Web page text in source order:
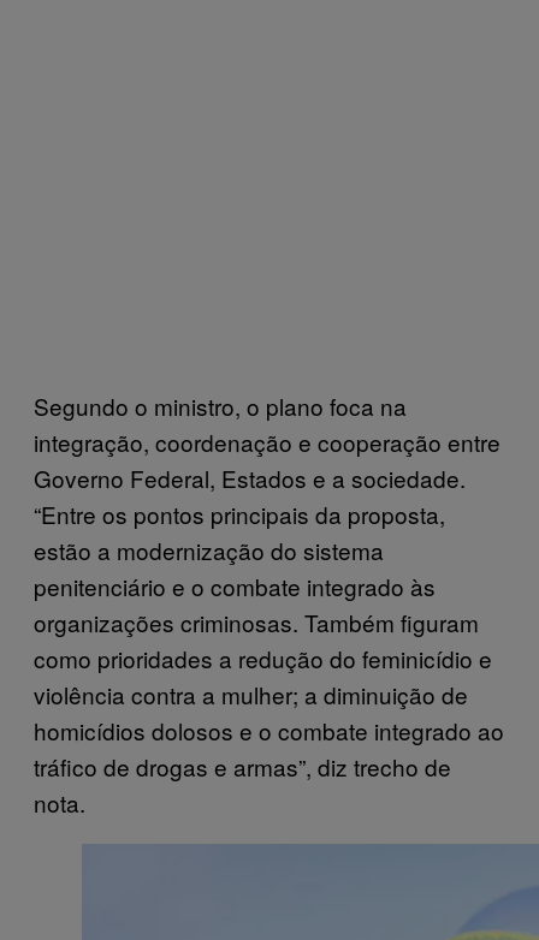
Segundo o ministro, o plano foca na
integração, coordenação e cooperação entre
Governo Federal, Estados e a sociedade.
“Entre os pontos principais da proposta,
estão a modernização do sistema
penitenciário e o combate integrado às
organizações criminosas. Também figuram
como prioridades a redução do feminicídio e
violência contra a mulher; a diminuição de
homicídios dolosos e o combate integrado ao
tráfico de drogas e armas”, diz trecho de
nota.